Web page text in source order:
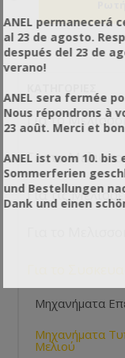
του μοχλού
ετικέτες σας θα
Για όλους τους
ύψους ετικέτας
Για το
Για το
Για τις
Για το
Μηχανήματα
Μηχανήματα
Μελιού
ANEL permanecerá
al 23 de agosto.
después del 23 de
verano!
ANEL sera fermée
Nous répondrons à
23 août. Merci et
ANEL ist vom 10.
Sommerferien
und Bestellungen
Dank und einen